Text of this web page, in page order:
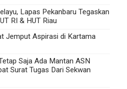
Lapas Pekanbaru Tegaskan
RI & HUT Riau
Jemput Aspirasi di Kartama
Saja Ada Mantan ASN
Surat Tugas Dari Sekwan